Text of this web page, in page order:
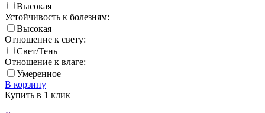
Высокая
Устойчивость к болезням:
Высокая
Отношение к свету:
Свет/Тень
Отношение к влаге:
Умеренное
В корзину
Купить в 1 клик